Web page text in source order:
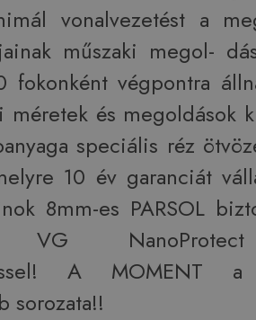
vonalvezetést a
műszaki megol-
fokonként végpontra
méretek és megoldások
speciális réz
10 év garanciát
8mm-es PARSOL
VG
A MOMENT a
sorozata!!